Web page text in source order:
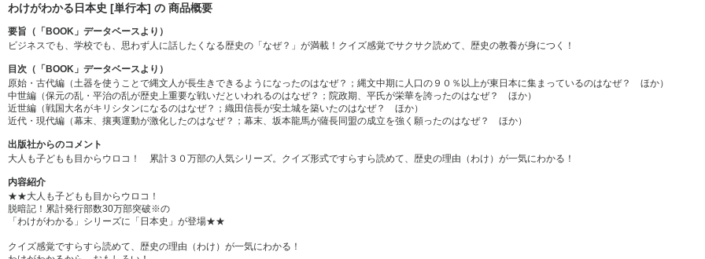
わけがわかる日本史 [単行本] の 商品概要
要旨（「BOOK」データベースより）
ビジネスでも、学校でも、思わず人に話したくなる歴史の「なぜ？」が満載！クイズ感覚でサクサク読めて、歴史の教養が身につく！
目次（「BOOK」データベースより）
原始・古代編（土器を使うことで縄文人が長生きできるようになったのはなぜ？；縄文中期に人口の９０％以上が東日本に集まっているのはなぜ？ ほか）
中世編（保元の乱・平治の乱が歴史上重要な戦いだといわれるのはなぜ？；院政期、平氏が栄華を誇ったのはなぜ？ ほか）
近世編（戦国大名がキリシタンになるのはなぜ？；織田信長が安土城を築いたのはなぜ？ ほか）
近代・現代編（幕末、攘夷運動が激化したのはなぜ？；幕末、坂本龍馬が薩長同盟の成立を強く願ったのはなぜ？ ほか）
出版社からのコメント
大人も子どもも目からウロコ！ 累計３０万部の人気シリーズ。クイズ形式ですらすら読めて、歴史の理由（わけ）が一気にわかる！
内容紹介
★★大人も子どもも目からウロコ！
脱暗記！累計発行部数30万部突破※の
「わけがわかる」シリーズに「日本史」が登場★★
クイズ感覚ですらすら読めて、歴史の理由（わけ）が一気にわかる！